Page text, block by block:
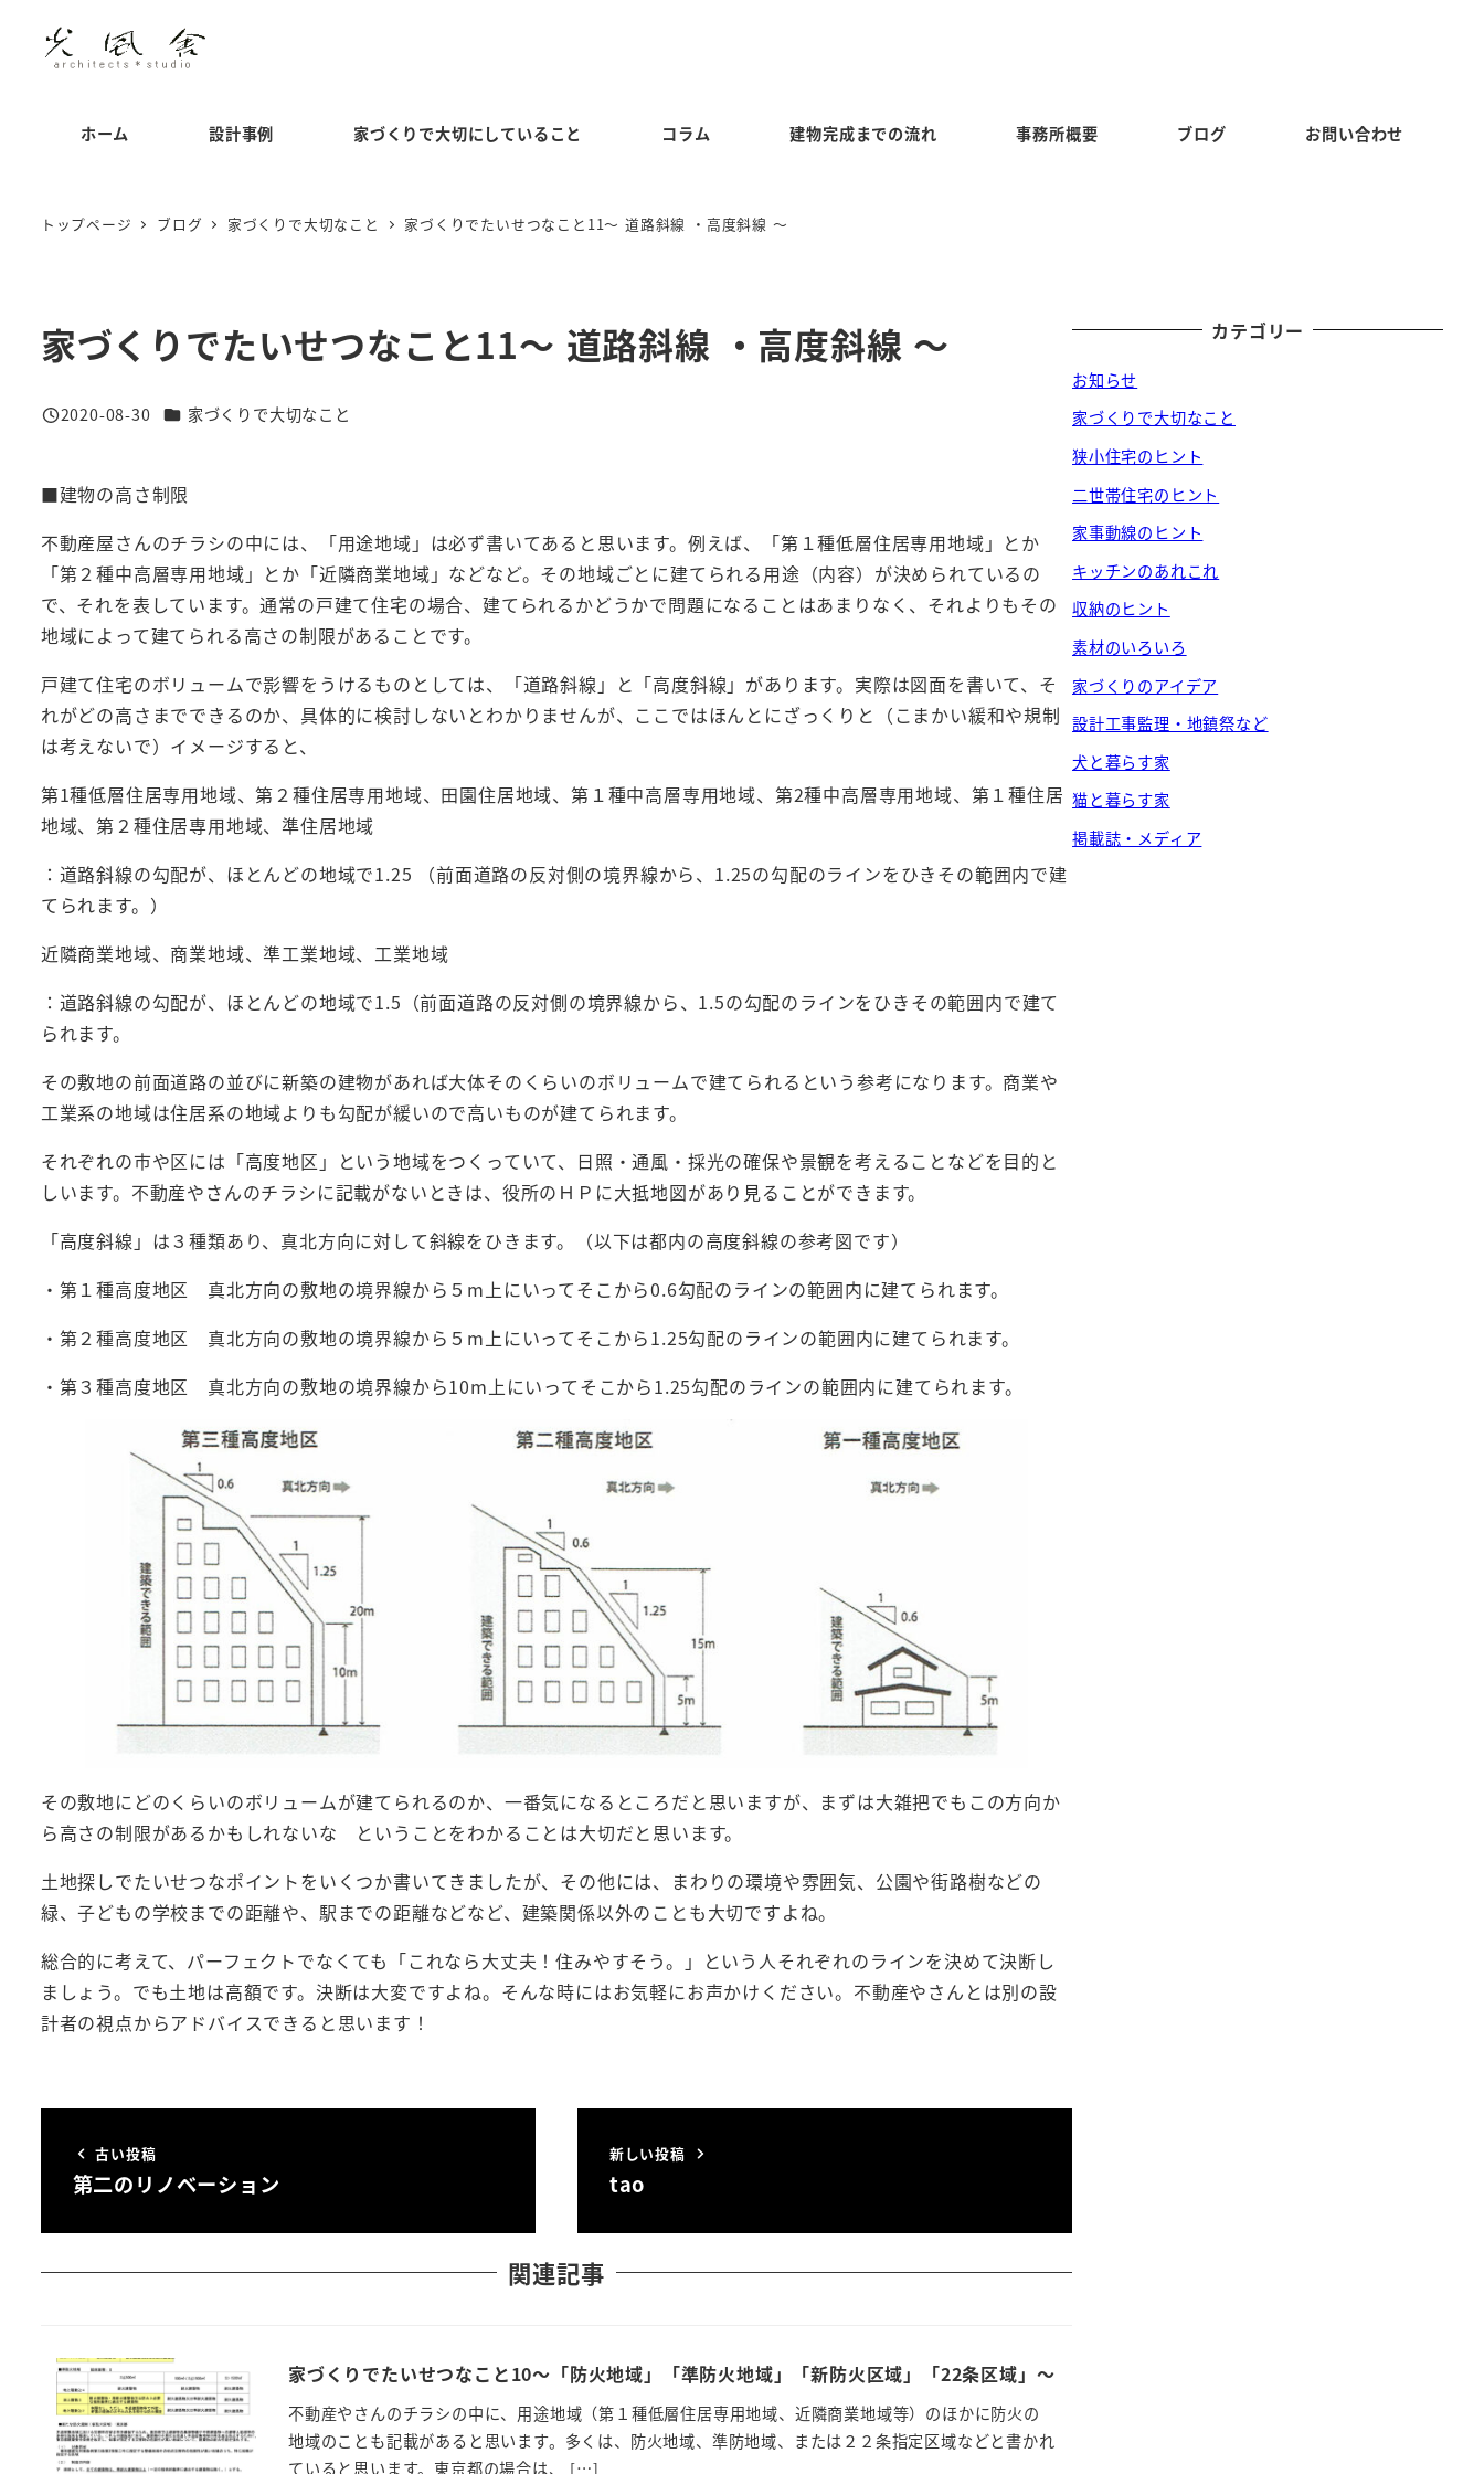
ホーム 設計事例 家づくりで大切にしていること コラム 建物完成までの流れ 事務所概要 ブログ お問い合わせ
トップページ ブログ 家づくりで大切なこと 家づくりでたいせつなこと11～ 道路斜線 ・高度斜線 ～
家づくりでたいせつなこと11～ 道路斜線 ・高度斜線 ～
投稿日
2020-08-30 カテゴリー
家づくりで大切なこと
■建物の高さ制限
不動産屋さんのチラシの中には、「用途地域」は必ず書いてあると思います。例えば、「第１種低層住居専用地域」とか
「第２種中高層専用地域」とか「近隣商業地域」などなど。その地域ごとに建てられる用途（内容）が決められているの
で、それを表しています。通常の戸建て住宅の場合、建てられるかどうかで問題になることはあまりなく、それよりもその
地域によって建てられる高さの制限があることです。
戸建て住宅のボリュームで影響をうけるものとしては、「道路斜線」と「高度斜線」があります。実際は図面を書いて、そ
れがどの高さまでできるのか、具体的に検討しないとわかりませんが、ここではほんとにざっくりと（こまかい緩和や規制
は考えないで）イメージすると、
第1種低層住居専用地域、第２種住居専用地域、田園住居地域、第１種中高層専用地域、第2種中高層専用地域、第１種住居
地域、第２種住居専用地域、準住居地域
：道路斜線の勾配が、ほとんどの地域で1.25 （前面道路の反対側の境界線から、1.25の勾配のラインをひきその範囲内で建
てられます。）
近隣商業地域、商業地域、準工業地域、工業地域
：道路斜線の勾配が、ほとんどの地域で1.5（前面道路の反対側の境界線から、1.5の勾配のラインをひきその範囲内で建て
られます。
その敷地の前面道路の並びに新築の建物があれば大体そのくらいのボリュームで建てられるという参考になります。商業や
工業系の地域は住居系の地域よりも勾配が緩いので高いものが建てられます。
それぞれの市や区には「高度地区」という地域をつくっていて、日照・通風・採光の確保や景観を考えることなどを目的と
しいます。不動産やさんのチラシに記載がないときは、役所のＨＰに大抵地図があり見ることができます。
「高度斜線」は３種類あり、真北方向に対して斜線をひきます。（以下は都内の高度斜線の参考図です）
・第１種高度地区 真北方向の敷地の境界線から５m上にいってそこから0.6勾配のラインの範囲内に建てられます。
・第２種高度地区 真北方向の敷地の境界線から５m上にいってそこから1.25勾配のラインの範囲内に建てられます。
・第３種高度地区 真北方向の敷地の境界線から10m上にいってそこから1.25勾配のラインの範囲内に建てられます。
その敷地にどのくらいのボリュームが建てられるのか、一番気になるところだと思いますが、まずは大雑把でもこの方向か
ら高さの制限があるかもしれないな ということをわかることは大切だと思います。
土地探しでたいせつなポイントをいくつか書いてきましたが、その他には、まわりの環境や雰囲気、公園や街路樹などの
緑、子どもの学校までの距離や、駅までの距離などなど、建築関係以外のことも大切ですよね。
総合的に考えて、パーフェクトでなくても「これなら大丈夫！住みやすそう。」という人それぞれのラインを決めて決断し
ましょう。でも土地は高額です。決断は大変ですよね。そんな時にはお気軽にお声かけください。不動産やさんとは別の設
計者の視点からアドバイスできると思います！
古い投稿
第二のリノベーション
新しい投稿
tao
関連記事
家づくりでたいせつなこと10～「防火地域」「準防火地域」「新防火区域」「22条区域」～
不動産やさんのチラシの中に、用途地域（第１種低層住居専用地域、近隣商業地域等）のほかに防火の
地域のことも記載があると思います。多くは、防火地域、準防地域、または２２条指定区域などと書かれ
ていると思います。東京都の場合は、 […]
カテゴリー
お知らせ
家づくりで大切なこと
狭小住宅のヒント
二世帯住宅のヒント
家事動線のヒント
キッチンのあれこれ
収納のヒント
素材のいろいろ
家づくりのアイデア
設計工事監理・地鎮祭など
犬と暮らす家
猫と暮らす家
掲載誌・メディア